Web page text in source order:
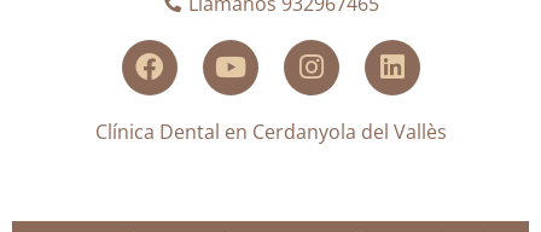
Clínica Dental en Cerdanyola del Vallès